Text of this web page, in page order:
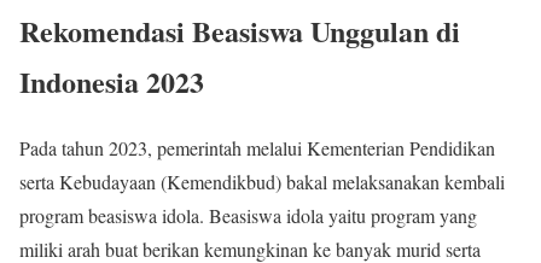
Rekomendasi Beasiswa Unggulan di
Indonesia 2023
Pada tahun 2023, pemerintah melalui Kementerian Pendidikan
serta Kebudayaan (Kemendikbud) bakal melaksanakan kembali
program beasiswa idola. Beasiswa idola yaitu program yang
miliki arah buat berikan kemungkinan ke banyak murid serta